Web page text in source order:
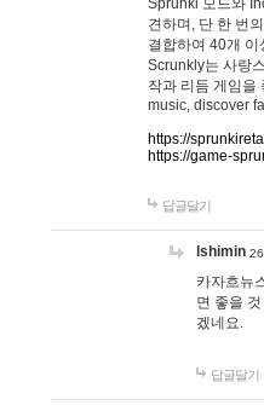
Sprunki 모드와
견하며, 단 한 번
결합하여 40개
Scrunkly는 사랑
작과 리듬 게임을
music, discover
https://
https://game-
답글달기
lshimin
카자흐뉴
면 좋을
겠네요.
답글달기